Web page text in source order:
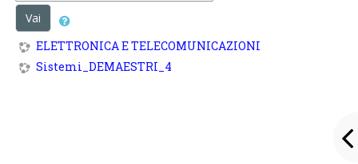
Vai
ELETTRONICA E TELECOMUNICAZIONI
Sistemi_DEMAESTRI_4